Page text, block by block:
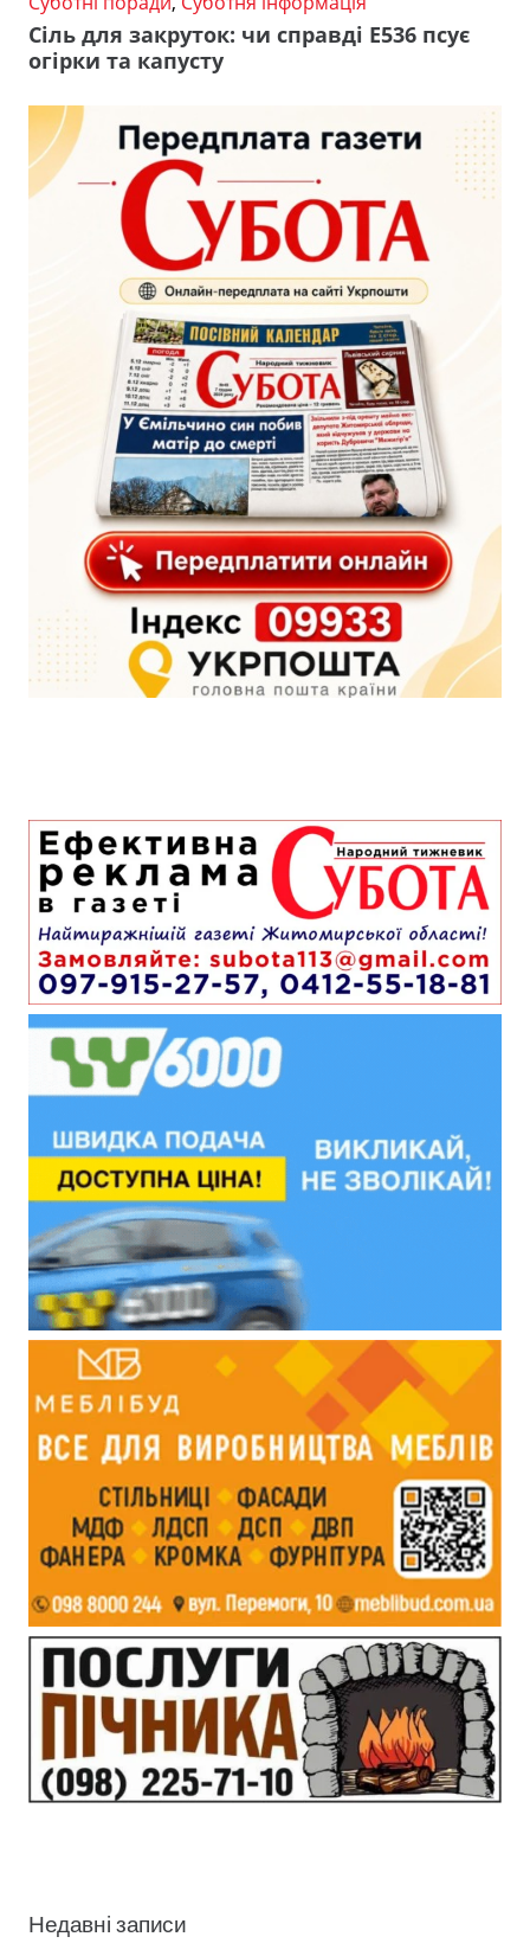
Сіль для закруток: чи справді Е536 псує
огірки та капусту
Недавні записи